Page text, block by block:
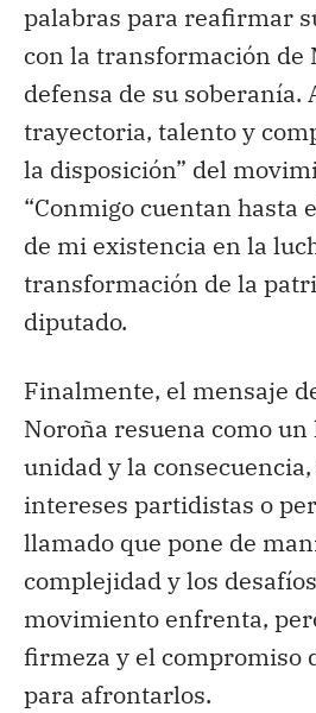
palabras para reafirmar
con la transformación de
defensa de su soberanía.
trayectoria, talento y
la disposición” del
“Conmigo cuentan hasta
de mi existencia en la
transformación de la
diputado.
Finalmente, el mensaje
Noroña resuena como un
unidad y la
intereses partidistas o
llamado que pone de
complejidad y los
movimiento enfrenta,
firmeza y el compromiso
para afrontarlos.